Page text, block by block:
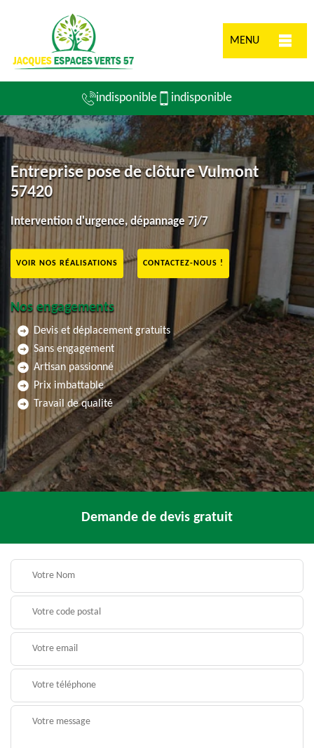
MENU
indisponible indisponible
Entreprise pose de clôture Vulmont
57420
Intervention d'urgence, dépannage 7j/7
VOIR NOS RÉALISATIONS CONTACTEZ-NOUS !
Nos engagements
Devis et déplacement gratuits
Sans engagement
Artisan passionné
Prix imbattable
Travail de qualité
Demande de devis gratuit